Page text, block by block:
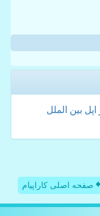
اپل بین الملل
صفحه اصلی کاراپیام